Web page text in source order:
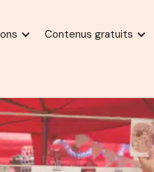
Contenus gratuits